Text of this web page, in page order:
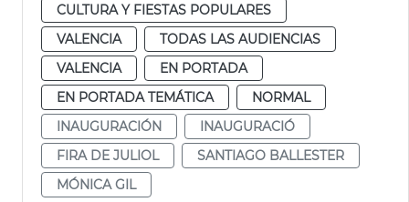
CULTURA Y FIESTAS POPULARES
VALENCIA
TODAS LAS AUDIENCIAS
VALENCIA
EN PORTADA
EN PORTADA TEMÁTICA
NORMAL
INAUGURACIÓN
INAUGURACIÓ
FIRA DE JULIOL
SANTIAGO BALLESTER
MÓNICA GIL